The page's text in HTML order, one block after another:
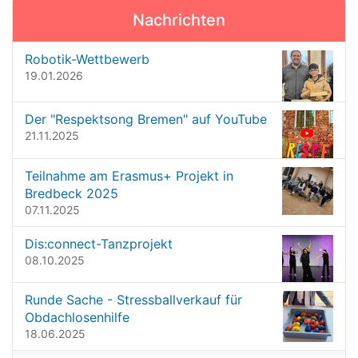
n
v
o
e
G
r
ö
ß
…
v
g
a
i
o
n
Nachrichten
Robotik-Wettbewerb
19.01.2026
Der "Respektsong Bremen" auf YouTube
21.11.2025
Teilnahme am Erasmus+ Projekt in
Bredbeck 2025
07.11.2025
Dis:connect-Tanzprojekt
08.10.2025
Runde Sache - Stressballverkauf für
Obdachlosenhilfe
18.06.2025